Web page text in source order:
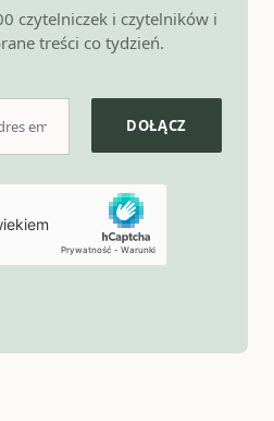
czytelniczek i czytelników i
treści co tydzień.